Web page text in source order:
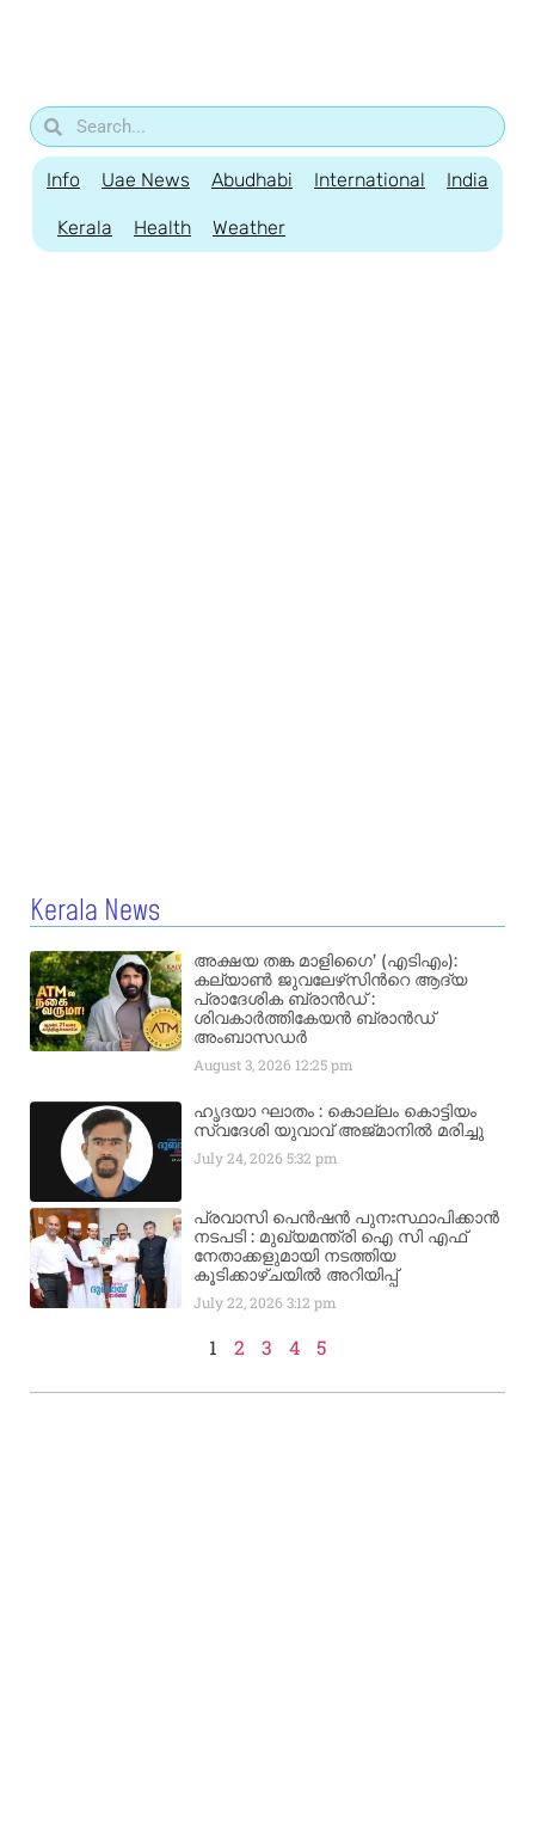
Info Uae News Abudhabi International India
Kerala Health Weather
Kerala News
അക്ഷയ തങ്ക മാളിഗൈ’ (എടിഎം):
കല്യാണ്‍ ജുവലേഴ്‌സിന്‍റെ ആദ്യ
പ്രാദേശിക ബ്രാന്‍ഡ് :
ശിവകാര്‍ത്തികേയന്‍ ബ്രാന്‍ഡ്
അംബാസഡര്‍
August 3, 2026 12:25 pm
ഹൃദയാ ഘാതം : കൊല്ലം കൊട്ടിയം
സ്വദേശി യുവാവ് അജ്മാനിൽ മരിച്ചു
July 24, 20265:32 pm
പ്രവാസി പെൻഷൻ പുനഃസ്ഥാപിക്കാൻ
നടപടി : മുഖ്യമന്ത്രി ഐ സി എഫ്
നേതാക്കളുമായി നടത്തിയ
കൂടിക്കാഴ്ചയിൽ അറിയിപ്പ്
July 22, 20263:12 pm
1 2 3 4 5